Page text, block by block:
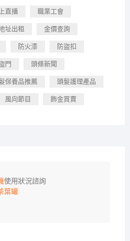
直播 職業工會
址出租 金價查詢
防火漆 防盜扣
門 頭條新聞
保養品推薦 頭髮護理產品
風向節目 飾金買賣
使用狀況諮詢
葉罐